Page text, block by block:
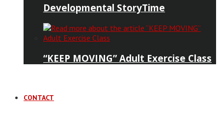
Developmental StoryTime
“KEEP MOVING” Adult Exercise Class
CONTACT